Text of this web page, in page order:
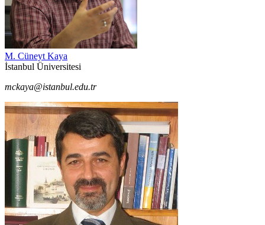
M. Cüneyt Kaya
İstanbul Üniversitesi
mckaya@istanbul.edu.tr